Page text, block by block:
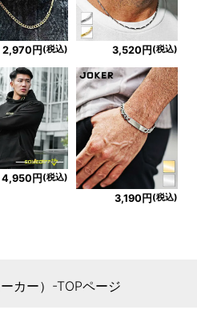
2,970円 (税込) 3,520円 (税込)
4,950円(税込)
3,190円 (税込)
カー）-TOPページ